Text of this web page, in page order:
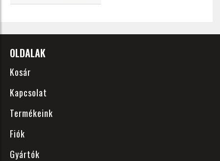
OLDALAK
Kosár
Kapcsolat
Termékeink
Fiók
Gyártók